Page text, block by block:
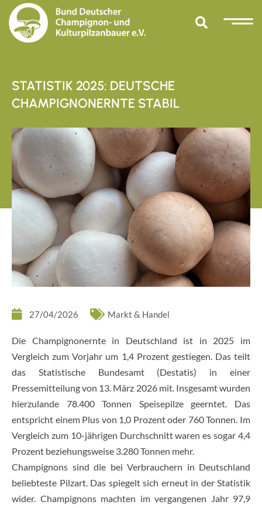
STATISTIK 2025: DEUTSCHE
CHAMPIGNONERNTE STABIL
27/04/2026 Markt & Handel
Die Champignonernte in Deutschland ist in 2025 im
Vergleich zum Vorjahr um 1,4 Prozent gestiegen. Das teilt
das Statistische Bundesamt (Destatis) in einer
Pressemitteilung von 13. März 2026 mit. Insgesamt wurden
hierzulande 78.400 Tonnen Speisepilze geerntet. Das
entspricht einem Plus von 1,0 Prozent oder 760 Tonnen. Im
Vergleich zum 10-jährigen Durchschnitt waren es sogar 4,4
Prozent beziehungsweise 3.280 Tonnen mehr.
Champignons sind die bei Verbrauchern in Deutschland
beliebteste Pilzart. Das spiegelt sich erneut in der Statistik
wider. Champignons machten im vergangenen Jahr 97,9